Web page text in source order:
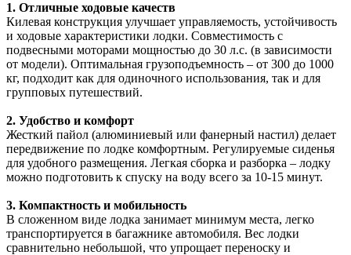
1. Отличные ходовые качеств
Килевая конструкция улучшает управляемость, устойчивость
и ходовые характеристики лодки. Совместимость с
подвесными моторами мощностью до 30 л.с. (в зависимости
от модели). Оптимальная грузоподъемность – от 300 до 1000
кг, подходит как для одиночного использования, так и для
групповых путешествий.
2. Удобство и комфорт
Жесткий пайол (алюминиевый или фанерный настил) делает
передвижение по лодке комфортным. Регулируемые сиденья
для удобного размещения. Легкая сборка и разборка – лодку
можно подготовить к спуску на воду всего за 10-15 минут.
3. Компактность и мобильность
В сложенном виде лодка занимает минимум места, легко
транспортируется в багажнике автомобиля. Вес лодки
сравнительно небольшой, что упрощает переноску и